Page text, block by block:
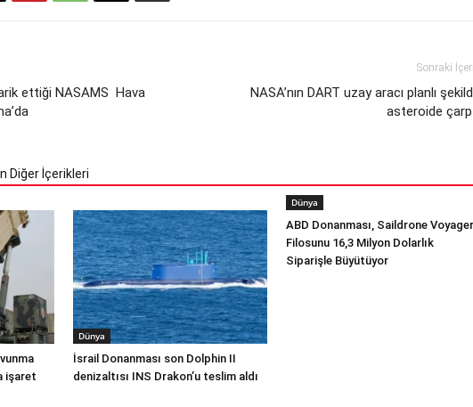
ettiği NASAMS Hava
Sonraki
NASA’nın DART uzay aracı planlı
asteroide
Diğer İçerikleri
işaret
Dünya
İsrail Donanması son Dolphin II
denizaltısı INS Drakon’u teslim aldı
Dünya
ABD Donanması, Saildrone Voyager
Filosunu 16,3 Milyon Dolarlık
Siparişle Büyütüyor